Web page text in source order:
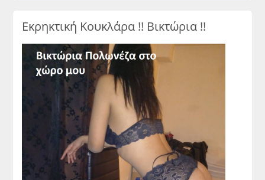
Εκρηκτική Κουκλάρα !! Βικτώρια !!